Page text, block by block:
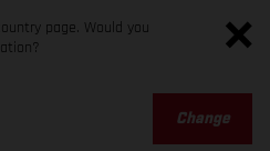
page. Would you
Change